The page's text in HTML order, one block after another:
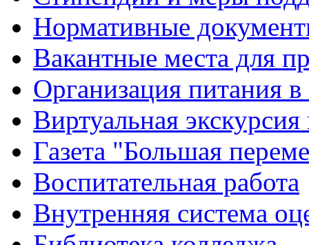
Нормативные
Вакантные места для
Организация питания в
Виртуальная
Газета "Большая
Воспитательная работа
Внутренняя система